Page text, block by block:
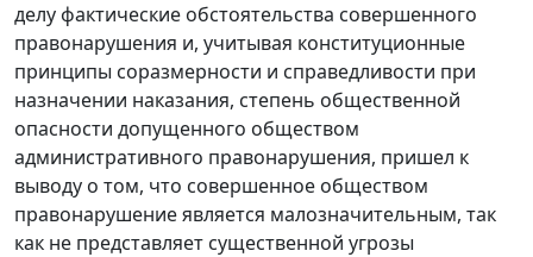
делу фактические обстоятельства совершенного
правонарушения и, учитывая конституционные
принципы соразмерности и справедливости при
назначении наказания, степень общественной
опасности допущенного обществом
административного правонарушения, пришел к
выводу о том, что совершенное обществом
правонарушение является малозначительным, так
как не представляет существенной угрозы